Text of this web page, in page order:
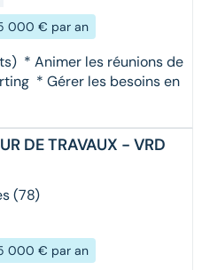
000 € par an
* Animer les réunions de
* Gérer les besoins en
DE TRAVAUX - VRD
(78)
000 € par an